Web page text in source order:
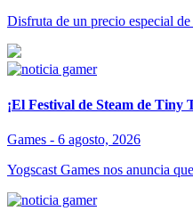
Disfruta de un precio especial
¡El Festival de Steam de Tiny
Games - 6 agosto, 2026
Yogscast Games nos anuncia